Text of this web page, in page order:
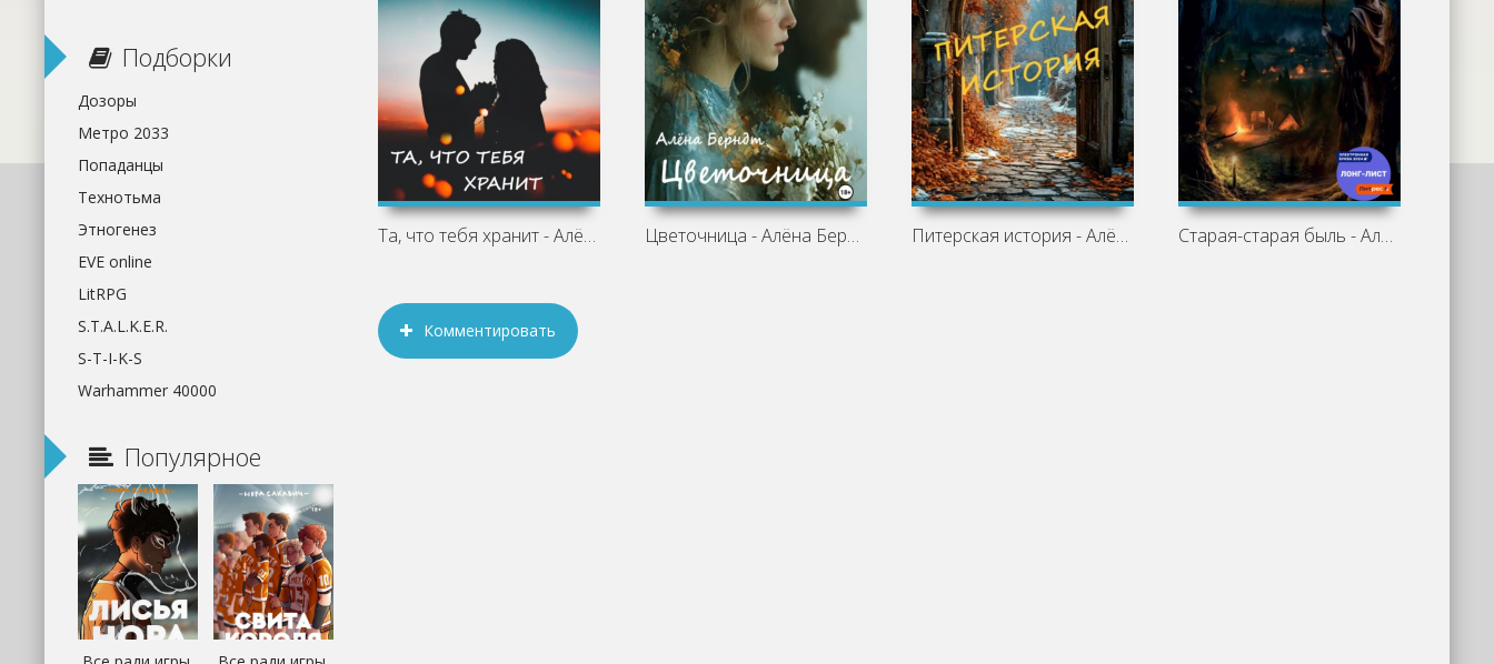
Та, что тебя хранит - Алёна Берндт Цветочница - Алёна Берндт Питерская история - Алёна Берндт Старая-старая быль - Алёна Берндт
Комментировать
Подборки
Дозоры
Метро 2033
Попаданцы
Технотьма
Этногенез
EVE online
LitRPG
S.T.A.L.K.E.R.
S-T-I-K-S
Warhammer 40000
Популярное